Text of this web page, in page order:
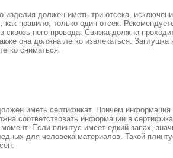
изделия должен иметь три отсека,
как правило, только один отсек.
сквозь него провода. Связка должна
она должна легко извлекаться.
сниматься.
иметь сертификат. Причем информация
соответствовать информации в
Если плинтус имеет едкий запах,
для человека материалов. Такой